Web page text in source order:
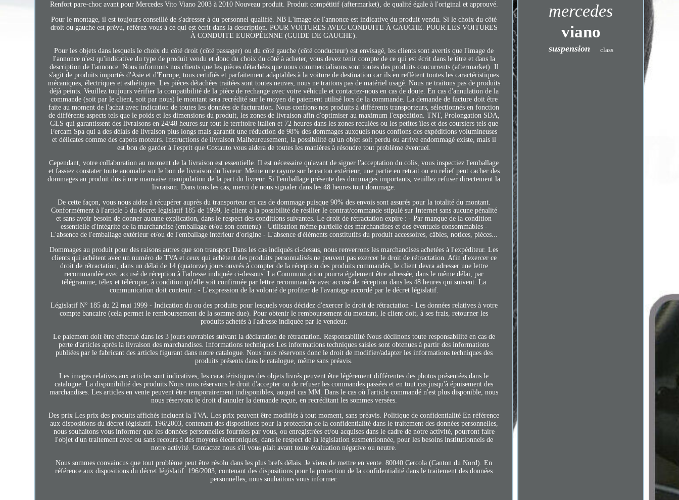
Renfort pare-choc avant pour Mercedes Vito Viano 2003 à 2010 Nouveau produit. Produit compétitif (aftermarket), de qualité égale à l'original et approuvé.
Pour le montage, il est toujours conseillé de s'adresser à du personnel qualifié. NB L'image de l'annonce est indicative du produit vendu. Si le choix du côté
droit ou gauche est prévu, référez-vous à ce qui est écrit dans la description. POUR VOITURES AVEC CONDUITE À GAUCHE. POUR LES VOITURES
À CONDUITE EUROPÉENNE (GUIDE DE GAUCHE).
Pour les objets dans lesquels le choix du côté droit (côté passager) ou du côté gauche (côté conducteur) est envisagé, les clients sont avertis que l'image de
l'annonce n'est qu'indicative du type de produit vendu et donc du choix du côté à acheter, vous devez tenir compte de ce qui est écrit dans le titre et dans la
description de l'annonce. Nous informons nos clients que les pièces détachées que nous commercialisons sont toutes des produits concurrents (aftermarket). Il
s'agit de produits importés d'Asie et d'Europe, tous certifiés et parfaitement adaptables à la voiture de destination car ils en reflètent toutes les caractéristiques
mécaniques, électriques et esthétiques. Les pièces détachées traitées sont toutes neuves, nous ne traitons pas de matériel usagé. Nous ne traitons pas de produits
déjà peints. Veuillez toujours vérifier la compatibilité de la pièce de rechange avec votre véhicule et contactez-nous en cas de doute. En cas d'annulation de la
commande (soit par le client, soit par nous) le montant sera recrédité sur le moyen de paiement utilisé lors de la commande. La demande de facture doit être
faite au moment de l'achat avec indication de toutes les données de facturation. Nous confions nos produits à différents transporteurs, sélectionnés en fonction
de différents aspects tels que le poids et les dimensions du produit, les zones de livraison afin d'optimiser au maximum l'expédition. TNT, Prolongation SDA,
GLS qui garantissent des livraisons en 24/48 heures sur tout le territoire italien et 72 heures dans les zones reculées ou les petites îles et des coursiers tels que
Fercam Spa qui a des délais de livraison plus longs mais garantit une réduction de 98% des dommages auxquels nous confions des expéditions volumineuses
et délicates comme des capots moteurs. Instructions de livraison Malheureusement, la possibilité qu'un objet soit perdu ou arrive endommagé existe, mais il
est bon de garder à l'esprit que Costauto vous aidera de toutes les manières à résoudre tout problème éventuel.
Cependant, votre collaboration au moment de la livraison est essentielle. Il est nécessaire qu'avant de signer l'acceptation du colis, vous inspectiez l'emballage
et fassiez constater toute anomalie sur le bon de livraison du livreur. Même une rayure sur le carton extérieur, une partie en retrait ou en relief peut cacher des
dommages au produit dus à une mauvaise manipulation de la part du livreur. Si l'emballage présente des dommages importants, veuillez refuser directement la
livraison. Dans tous les cas, merci de nous signaler dans les 48 heures tout dommage.
De cette façon, vous nous aidez à récupérer auprès du transporteur en cas de dommage puisque 90% des envois sont assurés pour la totalité du montant.
Conformément à l'article 5 du décret législatif 185 de 1999, le client a la possibilité de résilier le contrat/commande stipulé sur Internet sans aucune pénalité
et sans avoir besoin de donner aucune explication, dans le respect des conditions suivantes. Le droit de rétractation expire : - Par manque de la condition
essentielle d'intégrité de la marchandise (emballage et/ou son contenu) - Utilisation même partielle des marchandises et des éventuels consommables -
L'absence de l'emballage extérieur et/ou de l'emballage intérieur d'origine - L'absence d'éléments constitutifs du produit accessoires, câbles, notices, pièces...
Dommages au produit pour des raisons autres que son transport Dans les cas indiqués ci-dessus, nous renverrons les marchandises achetées à l'expéditeur. Les
clients qui achètent avec un numéro de TVA et ceux qui achètent des produits personnalisés ne peuvent pas exercer le droit de rétractation. Afin d'exercer ce
droit de rétractation, dans un délai de 14 (quatorze) jours ouvrés à compter de la réception des produits commandés, le client devra adresser une lettre
recommandée avec accusé de réception à l'adresse indiquée ci-dessous. La Communication pourra également être adressée, dans le même délai, par
télégramme, télex et télécopie, à condition qu'elle soit confirmée par lettre recommandée avec accusé de réception dans les 48 heures qui suivent. La
communication doit contenir : - L'expression de la volonté de profiter de l'avantage accordé par le décret législatif.
Législatif N° 185 du 22 mai 1999 - Indication du ou des produits pour lesquels vous décidez d'exercer le droit de rétractation - Les données relatives à votre
compte bancaire (cela permet le remboursement de la somme due). Pour obtenir le remboursement du montant, le client doit, à ses frais, retourner les
produits achetés à l'adresse indiquée par le vendeur.
Le paiement doit être effectué dans les 3 jours ouvrables suivant la déclaration de rétractation. Responsabilité Nous déclinons toute responsabilité en cas de
perte d'articles après la livraison des marchandises. Informations techniques Les informations techniques saisies sont obtenues à partir des informations
publiées par le fabricant des articles figurant dans notre catalogue. Nous nous réservons donc le droit de modifier/adapter les informations techniques des
produits présents dans le catalogue, même sans préavis.
Les images relatives aux articles sont indicatives, les caractéristiques des objets livrés peuvent être légèrement différentes des photos présentées dans le
catalogue. La disponibilité des produits Nous nous réservons le droit d'accepter ou de refuser les commandes passées et en tout cas jusqu'à épuisement des
marchandises. Les articles en vente peuvent être temporairement indisponibles, auquel cas MM. Dans le cas où l'article commandé n'est plus disponible, nous
nous réservons le droit d'annuler la demande reçue, en recréditant les sommes versées.
Des prix Les prix des produits affichés incluent la TVA. Les prix peuvent être modifiés à tout moment, sans préavis. Politique de confidentialité En référence
aux dispositions du décret législatif. 196/2003, contenant des dispositions pour la protection de la confidentialité dans le traitement des données personnelles,
nous souhaitons vous informer que les données personnelles fournies par vous, ou enregistrées et/ou acquises dans le cadre de notre activité, pourront faire
l'objet d'un traitement avec ou sans recours à des moyens électroniques, dans le respect de la législation susmentionnée, pour les besoins institutionnels de
notre activité. Contactez nous s'il vous plait avant toute évaluation négative ou neutre.
Nous sommes convaincus que tout problème peut être résolu dans les plus brefs délais. Je viens de mettre en vente. 80040 Cercola (Canton du Nord). En
référence aux dispositions du décret législatif. 196/2003, contenant des dispositions pour la protection de la confidentialité dans le traitement des données
personnelles, nous souhaitons vous informer.
mercedes
viano
suspension class